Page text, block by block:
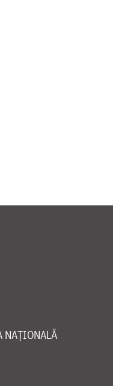
NAȚIONALĂ